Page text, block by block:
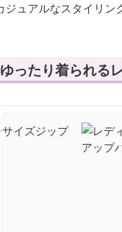
ジュアルなスタイリ
ゆったり着られる